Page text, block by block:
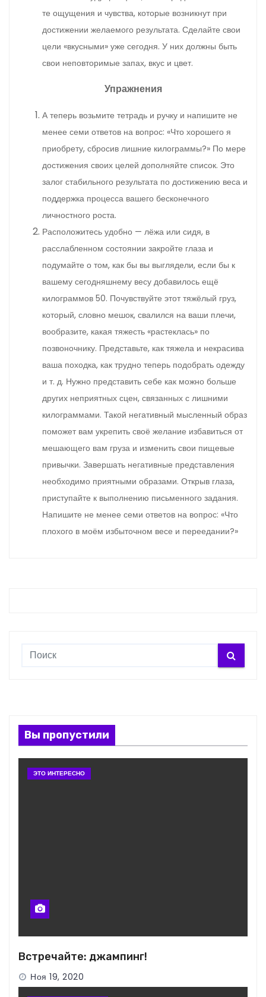
те ощущения и чувства, которые возникнут при
достижении желаемого результата. Сделайте свои
цели «вкусными» уже сегодня. У них должны быть
свои неповторимые запах, вкус и цвет.
Упражнения
А теперь возьмите тетрадь и ручку и напишите не
менее семи ответов на вопрос: «Что хорошего я
приобрету, сбросив лишние килограммы?» По мере
достижения своих целей дополняйте список. Это
залог стабильного результата по достижению веса и
поддержка процесса вашего бесконечного
личностного роста.
Расположитесь удобно — лёжа или сидя, в
расслабленном состоянии закройте глаза и
подумайте о том, как бы вы выглядели, если бы к
вашему сегодняшнему весу добавилось ещё
килограммов 50. Почувствуйте этот тяжёлый груз,
который, словно мешок, свалился на ваши плечи,
вообразите, какая тяжесть «растеклась» по
позвоночнику. Представьте, как тяжела и некрасива
ваша походка, как трудно теперь подобрать одежду
и т. д. Нужно представить себе как можно больше
других неприятных сцен, связанных с лишними
килограммами. Такой негативный мысленный образ
поможет вам укрепить своё желание избавиться от
мешающего вам груза и изменить свои пищевые
привычки. Завершать негативные представления
необходимо приятными образами. Открыв глаза,
приступайте к выполнению письменного задания.
Напишите не менее семи ответов на вопрос: «Что
плохого в моём избыточном весе и переедании?»
Вы пропустили
ЭТО ИНТЕРЕСНО
Встречайте: джампинг!
Ноя 19, 2020